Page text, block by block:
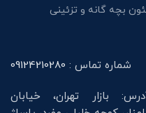
بچه گانه و تزئینی
شماره تماس : 09124210280
بازار تهران، خیابان